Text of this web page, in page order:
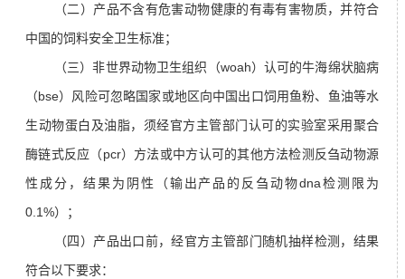
（二）产品不含有危害动物健康的有毒有害物质，并符合
中国的饲料安全卫生标准；
（三）非世界动物卫生组织（woah）认可的牛海绵状脑病
（bse）风险可忽略国家或地区向中国出口饲用鱼粉、鱼油等水
生动物蛋白及油脂，须经官方主管部门认可的实验室采用聚合
酶链式反应（pcr）方法或中方认可的其他方法检测反刍动物源
性成分，结果为阴性（输出产品的反刍动物dna检测限为
0.1%）；
（四）产品出口前，经官方主管部门随机抽样检测，结果
符合以下要求：